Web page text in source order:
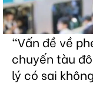
"Vấn đề về
chuyến tàu
lý có sai